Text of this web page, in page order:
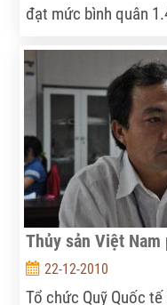
đạt mức bình quân
đây.
Thủy sản Việt
22-12-2010
Tổ chức Quỹ Quốc